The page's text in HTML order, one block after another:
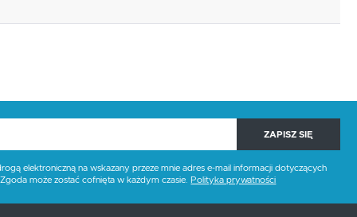
ZAPISZ SIĘ
elektroniczną na wskazany przeze mnie adres e-mail informacji dotyczących
może zostać cofnięta w każdym czasie. Polityka prywatności